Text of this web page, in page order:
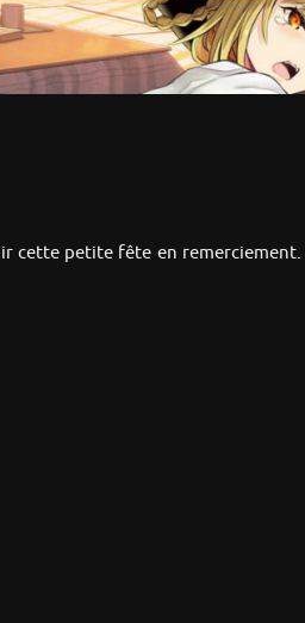
cette petite fête en remerciement.